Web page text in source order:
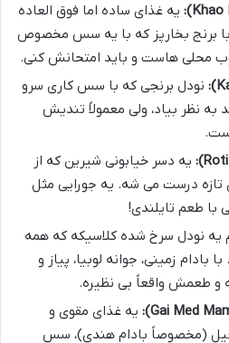
یه غذای ساده اما فوق العاده
برنج بخارپز که با یه سس مخصوص
محلی هاست و باید امتحانش کنی.
نودل برنجی که با سس کاری سرو
نظر بیاد، ولی معمولاً تندیش
ست.
یه دسر خیابونی شیرین که از
تازه درست می شه. یه جورایی مثل
با طعم تایلندی!
یه نودل سرخ شده کلاسیکه که همه
بادام زمینی، جوانه لوبیا، پیاز و
طعمش واقعاً بی نظیره.
یه غذای مقوی و
(مخصوصاً بادام هندی)، سس